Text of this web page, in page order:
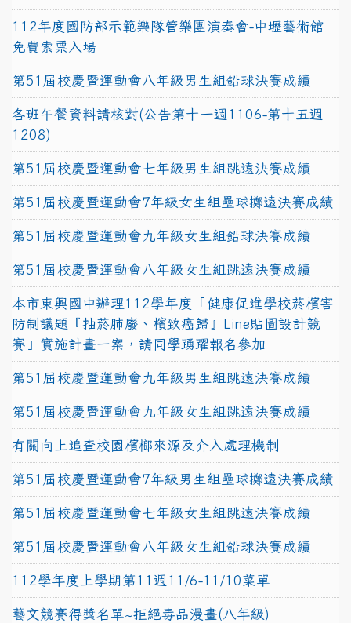
112年度國防部示範樂隊管樂團演奏會-中壢藝術館
免費索票入場
第51屆校慶暨運動會八年級男生組鉛球決賽成績
各班午餐資料請核對(公告第十一週1106-第十五週
1208)
第51屆校慶暨運動會七年級男生組跳遠決賽成績
第51屆校慶暨運動會7年級女生組壘球擲遠決賽成績
第51屆校慶暨運動會九年級女生組鉛球決賽成績
第51屆校慶暨運動會八年級女生組跳遠決賽成績
本市東興國中辦理112學年度「健康促進學校菸檳害
防制議題『抽菸肺廢、檳致癌歸』Line貼圖設計競
賽」實施計畫一案，請同學踴躍報名參加
第51屆校慶暨運動會九年級男生組跳遠決賽成績
第51屆校慶暨運動會九年級女生組跳遠決賽成績
有關向上追查校園檳榔來源及介入處理機制
第51屆校慶暨運動會7年級男生組壘球擲遠決賽成績
第51屆校慶暨運動會七年級女生組跳遠決賽成績
第51屆校慶暨運動會八年級女生組鉛球決賽成績
112學年度上學期第11週11/6-11/10菜單
藝文競賽得獎名單~拒絕毒品漫畫(八年級)